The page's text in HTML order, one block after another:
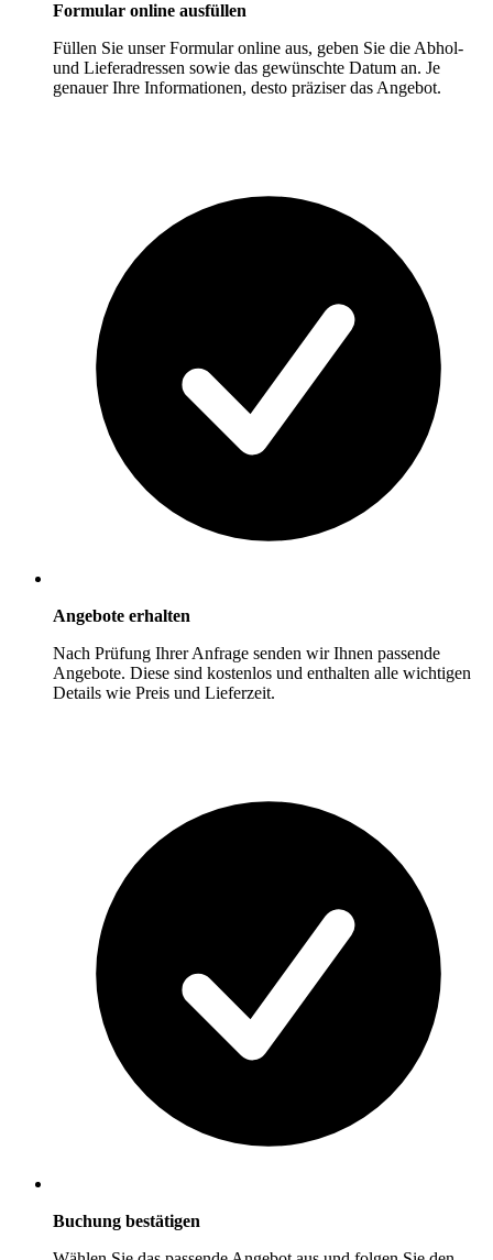
Formular online ausfüllen
Füllen Sie unser Formular online aus, geben Sie die Abhol-
und Lieferadressen sowie das gewünschte Datum an. Je
genauer Ihre Informationen, desto präziser das Angebot.
Angebote erhalten
Nach Prüfung Ihrer Anfrage senden wir Ihnen passende
Angebote. Diese sind kostenlos und enthalten alle wichtigen
Details wie Preis und Lieferzeit.
Buchung bestätigen